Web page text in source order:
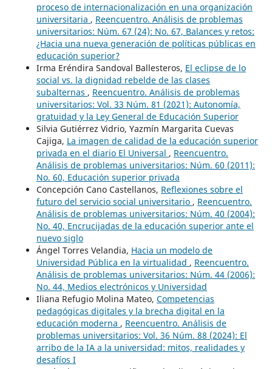
proceso de internacionalización en una organización
universitaria , Reencuentro. Análisis de problemas
universitarios: Núm. 67 (24): No. 67, Balances y retos:
¿Hacia una nueva generación de políticas públicas en
educación superior?
Irma Eréndira Sandoval Ballesteros, El eclipse de lo
social vs. la dignidad rebelde de las clases
subalternas , Reencuentro. Análisis de problemas
universitarios: Vol. 33 Núm. 81 (2021): Autonomía,
gratuidad y la Ley General de Educación Superior
Silvia Gutiérrez Vidrio, Yazmín Margarita Cuevas
Cajiga, La imagen de calidad de la educación superior
privada en el diario El Universal , Reencuentro.
Análisis de problemas universitarios: Núm. 60 (2011):
No. 60, Educación superior privada
Concepción Cano Castellanos, Reflexiones sobre el
futuro del servicio social universitario , Reencuentro.
Análisis de problemas universitarios: Núm. 40 (2004):
No. 40, Encrucijadas de la educación superior ante el
nuevo siglo
Ángel Torres Velandia, Hacia un modelo de
Universidad Pública en la virtualidad , Reencuentro.
Análisis de problemas universitarios: Núm. 44 (2006):
No. 44, Medios electrónicos y Universidad
Iliana Refugio Molina Mateo, Competencias
pedagógicas digitales y la brecha digital en la
educación moderna , Reencuentro. Análisis de
problemas universitarios: Vol. 36 Núm. 88 (2024): El
arribo de la IA a la universidad: mitos, realidades y
desafíos I